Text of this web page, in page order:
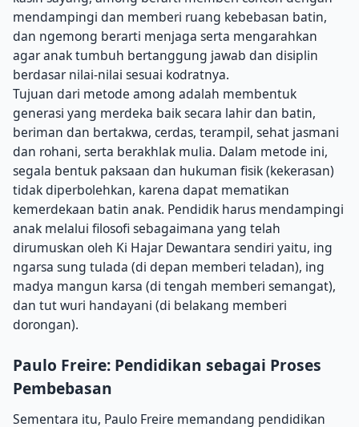
mendampingi dan memberi ruang kebebasan batin,
dan ngemong berarti menjaga serta mengarahkan
agar anak tumbuh bertanggung jawab dan disiplin
berdasar nilai-nilai sesuai kodratnya.
Tujuan dari metode among adalah membentuk
generasi yang merdeka baik secara lahir dan batin,
beriman dan bertakwa, cerdas, terampil, sehat jasmani
dan rohani, serta berakhlak mulia. Dalam metode ini,
segala bentuk paksaan dan hukuman fisik (kekerasan)
tidak diperbolehkan, karena dapat mematikan
kemerdekaan batin anak. Pendidik harus mendampingi
anak melalui filosofi sebagaimana yang telah
dirumuskan oleh Ki Hajar Dewantara sendiri yaitu, ing
ngarsa sung tulada (di depan memberi teladan), ing
madya mangun karsa (di tengah memberi semangat),
dan tut wuri handayani (di belakang memberi
dorongan).
Paulo Freire: Pendidikan sebagai Proses
Pembebasan
Sementara itu, Paulo Freire memandang pendidikan